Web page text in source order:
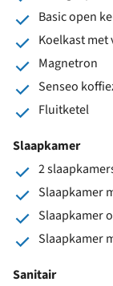
Basic open
Koelkast met
Magnetron
Senseo
Fluitketel
Slaapkamer
2
Slaapkamer
Slaapkamer
Slaapkamer
Sanitair